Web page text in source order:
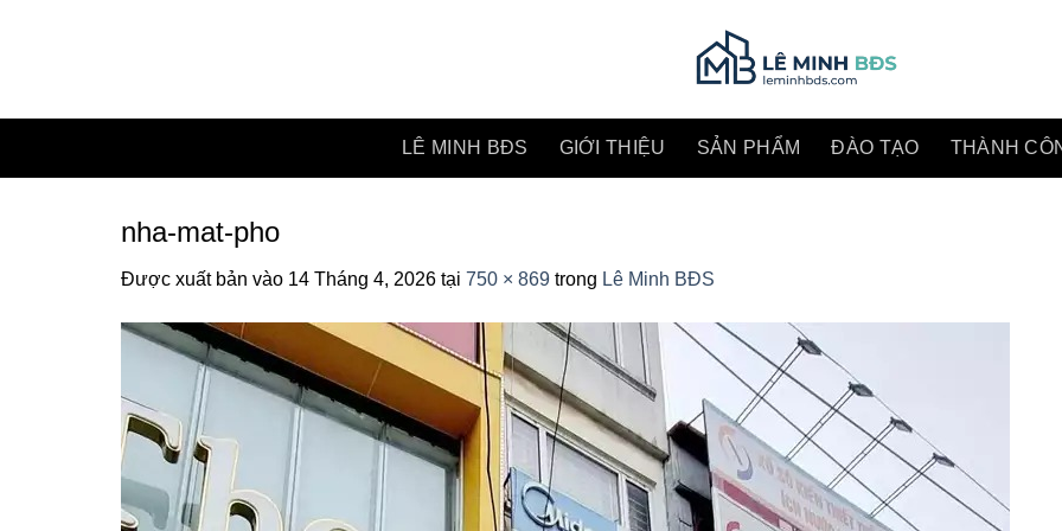
LÊ MINH BĐS GIỚI THIỆU SẢN PHẨM ĐÀO TẠO THÀNH
nha-mat-pho
Được xuất bản vào 14 Tháng 4, 2026 tại 750 × 869 trong Lê Minh BĐS